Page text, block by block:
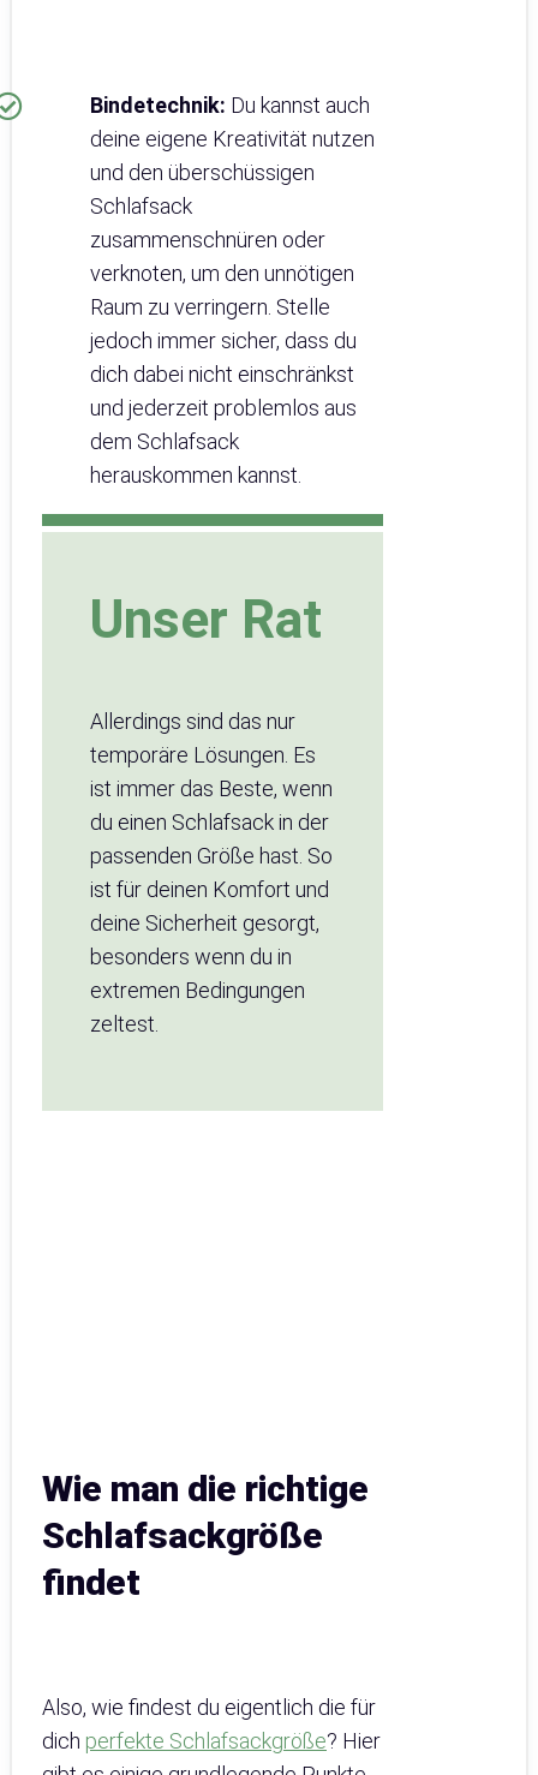
Bindetechnik: Du kannst auch
deine eigene Kreativität nutzen
und den überschüssigen
Schlafsack
zusammenschnüren oder
verknoten, um den unnötigen
Raum zu verringern. Stelle
jedoch immer sicher, dass du
dich dabei nicht einschränkst
und jederzeit problemlos aus
dem Schlafsack
herauskommen kannst.
Unser Rat
Allerdings sind das nur
temporäre Lösungen. Es
ist immer das Beste, wenn
du einen Schlafsack in der
passenden Größe hast. So
ist für deinen Komfort und
deine Sicherheit gesorgt,
besonders wenn du in
extremen Bedingungen
zeltest.
Wie man die richtige
Schlafsackgröße
findet
Also, wie findest du eigentlich die für
dich perfekte Schlafsackgröße? Hier